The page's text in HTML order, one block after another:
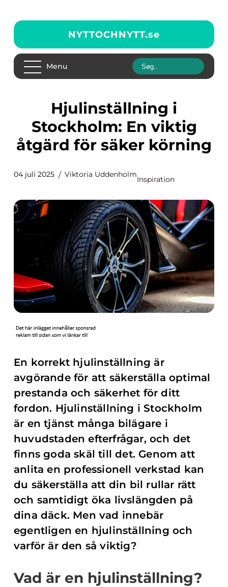
NYTTOCHNYTT.se
Menu
Hjulinställning i
Stockholm: En viktig
åtgärd för säker körning
04 juli 2025 Viktoria Uddenholm
Inspiration
En korrekt hjulinställning är
avgörande för att säkerställa optimal
prestanda och säkerhet för ditt
fordon. Hjulinställning i Stockholm
är en tjänst många bilägare i
huvudstaden efterfrågar, och det
finns goda skäl till det. Genom att
anlita en professionell verkstad kan
du säkerställa att din bil rullar rätt
och samtidigt öka livslängden på
dina däck. Men vad innebär
egentligen en hjulinställning och
varför är den så viktig?
Vad är en hjulinställning?